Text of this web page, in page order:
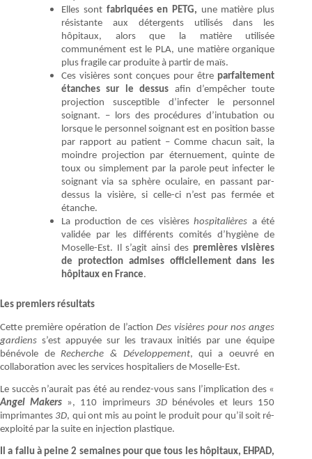
Elles sont fabriquées en PETG, une matière plus
résistante aux détergents utilisés dans les
hôpitaux, alors que la matière utilisée
communément est le PLA, une matière organique
plus fragile car produite à partir de maïs.
Ces visières sont conçues pour être parfaitement
étanches sur le dessus afin d’empêcher toute
projection susceptible d’infecter le personnel
soignant. – lors des procédures d’intubation ou
lorsque le personnel soignant est en position basse
par rapport au patient – Comme chacun sait, la
moindre projection par éternuement, quinte de
toux ou simplement par la parole peut infecter le
soignant via sa sphère oculaire, en passant par-
dessus la visière, si celle-ci n’est pas fermée et
étanche.
La production de ces visièreshospitalières a été
validée par les différents comités d’hygiène de
Moselle-Est. Il s’agit ainsi des premières visières
de protection admises officiellement dans les
hôpitaux en France.
Les premiers résultats
Cette première opération de l’action Des visières pour nos anges
gardiens s’est appuyée sur les travaux initiés par une équipe
bénévole deRecherche & Développement, qui a oeuvré en
collaboration avec les services hospitaliers de Moselle-Est.
Le succès n’aurait pas été au rendez-vous sans l’implication des «
Angel Makers », 110 imprimeurs 3D bénévoles et leurs 150
imprimantes 3D, qui ont mis au point le produit pour qu’il soit ré-
exploité par la suite en injection plastique.
Il a fallu à peine 2 semaines pour que tous les hôpitaux, EHPAD,